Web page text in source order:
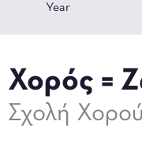
Year
Χορός =
Σχολή